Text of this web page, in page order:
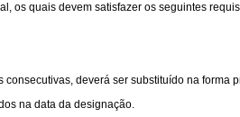
os quais devem satisfazer os seguintes
deverá ser substituído na forma
na data da designação.